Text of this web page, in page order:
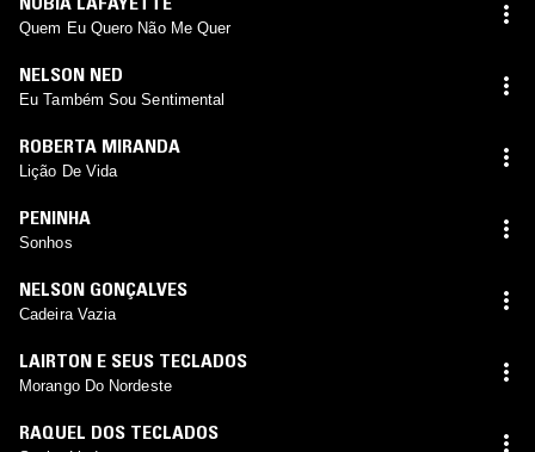
Quem Eu Quero Não Me Quer
NELSON NED
Eu Também Sou Sentimental
ROBERTA MIRANDA
Lição De Vida
PENINHA
Sonhos
NELSON GONÇALVES
Cadeira Vazia
LAIRTON E SEUS TECLADOS
Morango Do Nordeste
RAQUEL DOS TECLADOS